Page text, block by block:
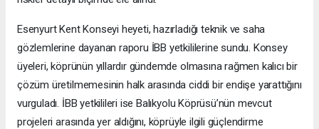
Esenyurt Kent Konseyi heyeti, hazırladığı teknik ve saha
gözlemlerine dayanan raporu İBB yetkililerine sundu. Konsey
üyeleri, köprünün yıllardır gündemde olmasına rağmen kalıcı bir
çözüm üretilmemesinin halk arasında ciddi bir endişe yarattığını
vurguladı. İBB yetkilileri ise Balıkyolu Köprüsü’nün mevcut
projeleri arasında yer aldığını, köprüyle ilgili güçlendirme